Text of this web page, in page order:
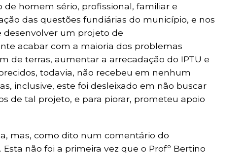
homem sério, profissional, familiar e
das questões fundiárias do município, e nos
um projeto de
acabar com a maioria dos problemas
de terras, aumentar a arrecadação do IPTU e
todavia, não recebeu em nenhum
inclusive, este foi desleixado em não buscar
de tal projeto, e para piorar, prometeu apoio
mas, como dito num comentário do
não foi a primeira vez que o Profº Bertino